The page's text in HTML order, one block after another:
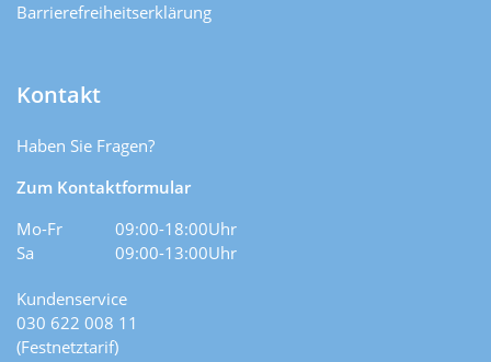
Barrierefreiheitserklärung
Kontakt
Haben Sie Fragen?
Zum Kontaktformular
Mo-Fr
09:00-18:00Uhr
Sa
09:00-13:00Uhr
Kundenservice
030 622 008 11
(Festnetztarif)